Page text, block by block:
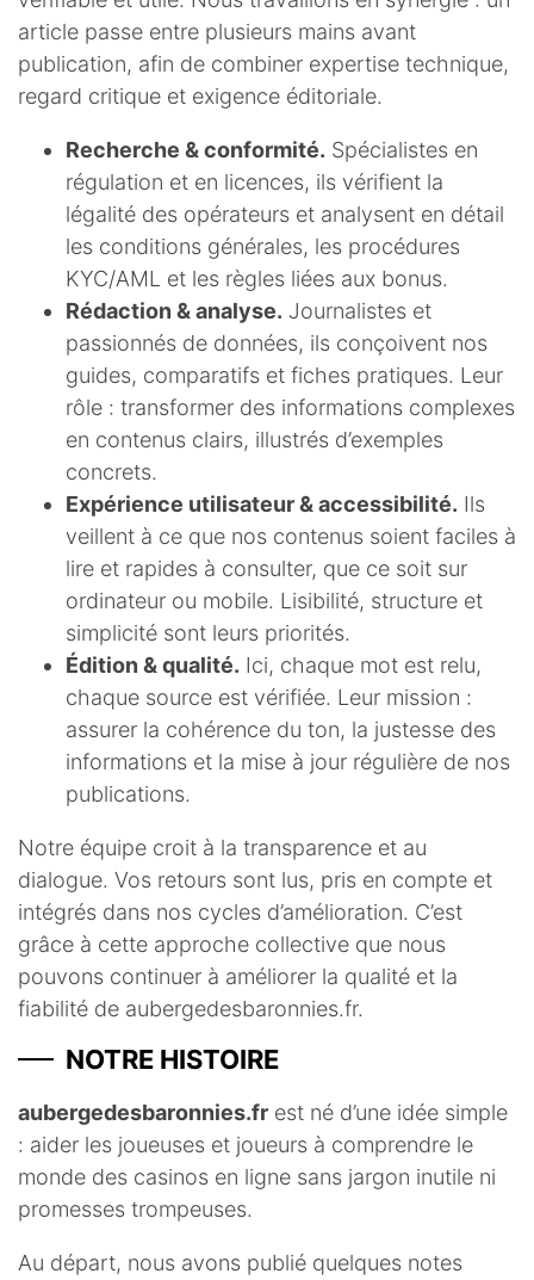
article passe entre plusieurs mains avant
publication, afin de combiner expertise technique,
regard critique et exigence éditoriale.
Recherche & conformité. Spécialistes en
régulation et en licences, ils vérifient la
légalité des opérateurs et analysent en détail
les conditions générales, les procédures
KYC/AML et les règles liées aux bonus.
Rédaction & analyse. Journalistes et
passionnés de données, ils conçoivent nos
guides, comparatifs et fiches pratiques. Leur
rôle : transformer des informations complexes
en contenus clairs, illustrés d’exemples
concrets.
Expérience utilisateur & accessibilité. Ils
veillent à ce que nos contenus soient faciles à
lire et rapides à consulter, que ce soit sur
ordinateur ou mobile. Lisibilité, structure et
simplicité sont leurs priorités.
Édition & qualité. Ici, chaque mot est relu,
chaque source est vérifiée. Leur mission :
assurer la cohérence du ton, la justesse des
informations et la mise à jour régulière de nos
publications.
Notre équipe croit à la transparence et au
dialogue. Vos retours sont lus, pris en compte et
intégrés dans nos cycles d’amélioration. C’est
grâce à cette approche collective que nous
pouvons continuer à améliorer la qualité et la
fiabilité de aubergedesbaronnies.fr.
NOTRE HISTOIRE
aubergedesbaronnies.fr est né d’une idée simple
: aider les joueuses et joueurs à comprendre le
monde des casinos en ligne sans jargon inutile ni
promesses trompeuses.
Au départ, nous avons publié quelques notes